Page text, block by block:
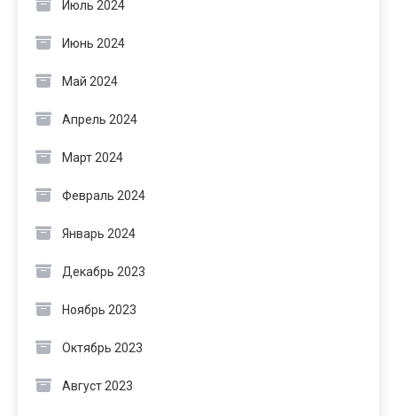
Июль 2024
Июнь 2024
Май 2024
Апрель 2024
Март 2024
Февраль 2024
Январь 2024
Декабрь 2023
Ноябрь 2023
Октябрь 2023
Август 2023